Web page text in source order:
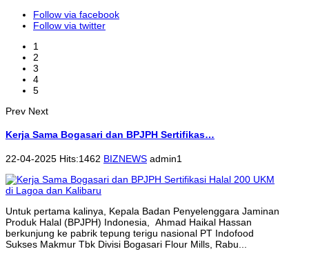
Follow via facebook
Follow via twitter
1
2
3
4
5
Prev Next
Kerja Sama Bogasari dan BPJPH Sertifikas…
22-04-2025 Hits:1462 BIZNEWS admin1
Untuk pertama kalinya, Kepala Badan Penyelenggara Jaminan
Produk Halal (BPJPH) Indonesia, Ahmad Haikal Hassan
berkunjung ke pabrik tepung terigu nasional PT Indofood
Sukses Makmur Tbk Divisi Bogasari Flour Mills, Rabu...